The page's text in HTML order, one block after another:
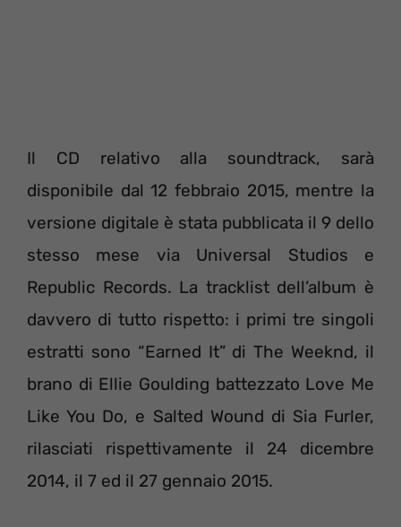
Il CD relativo alla soundtrack, sarà
disponibile dal 12 febbraio 2015, mentre la
versione digitale è stata pubblicata il 9 dello
stesso mese via Universal Studios e
Republic Records. La tracklist dell’album è
davvero di tutto rispetto: i primi tre singoli
estratti sono “Earned It” di The Weeknd, il
brano di Ellie Goulding battezzato Love Me
Like You Do, e Salted Wound di Sia Furler,
rilasciati rispettivamente il 24 dicembre
2014, il 7 ed il 27 gennaio 2015.